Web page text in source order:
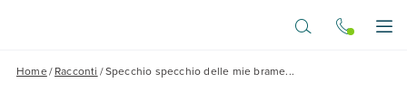
Home/Racconti /Specchio specchio delle mie brame...